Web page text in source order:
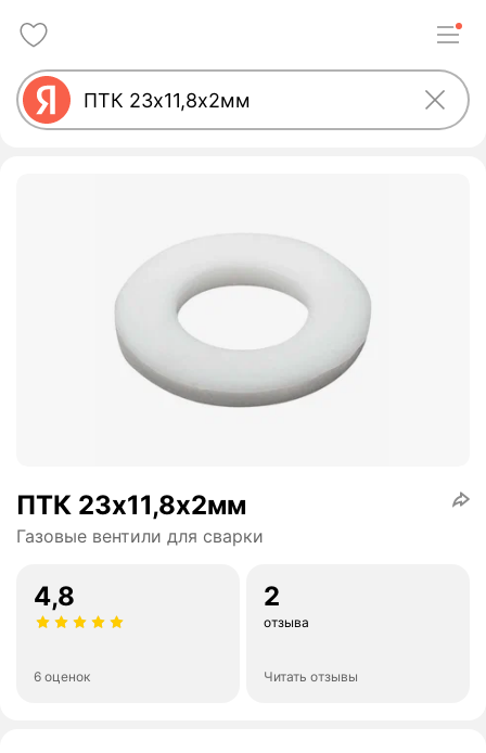
ПТК 23х11,8х2мм
Газовые вентили для сварки
4,8
6 оценок
2
отзыва
Читать отзывы